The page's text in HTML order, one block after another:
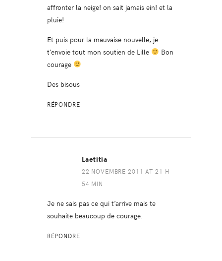
affronter la neige! on sait jamais ein! et la
pluie!
Et puis pour la mauvaise nouvelle, je
t’envoie tout mon soutien de Lille
Bon
courage
Des bisous
RÉPONDRE
Laetitia
22 NOVEMBRE 2011 AT 21 H
54 MIN
Je ne sais pas ce qui t’arrive mais te
souhaite beaucoup de courage.
RÉPONDRE